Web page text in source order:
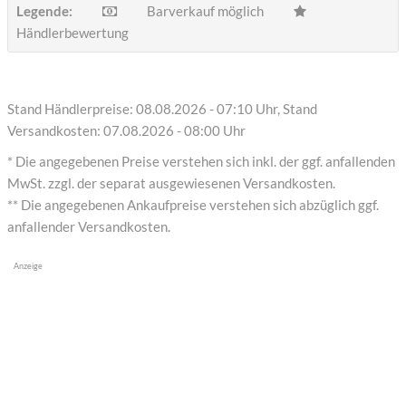
Legende:
Barverkauf möglich
Händlerbewertung
Stand Händlerpreise: 08.08.2026 - 07:10 Uhr, Stand
Versandkosten: 07.08.2026 - 08:00 Uhr
* Die angegebenen Preise verstehen sich inkl. der ggf. anfallenden
MwSt. zzgl. der separat ausgewiesenen Versandkosten.
** Die angegebenen Ankaufpreise verstehen sich abzüglich ggf.
anfallender Versandkosten.
Anzeige